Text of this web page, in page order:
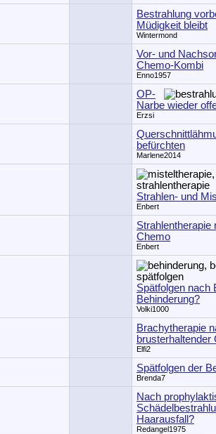
Bestrahlung
Müdigkeit bleibt
Wintermond
Vor- und
Chemo-Kombi
Enno1957
OP-
Narbe wieder
Erzsi
befürchten
Marlene2014
Strahlen- und
Enbert
Strahlentherapie
Chemo
Enbert
Spätfolgen nach
Behinderung?
Volki1000
Brachytherapie
brusterhaltender
Elfi2
Spätfolgen der
Brenda7
Nach
Haarausfall?
Redangel1975